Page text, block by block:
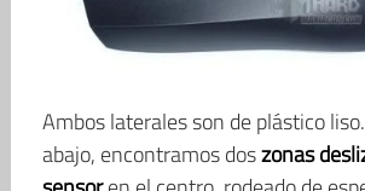
Ambos laterales son de plástico
abajo, encontramos doszonas